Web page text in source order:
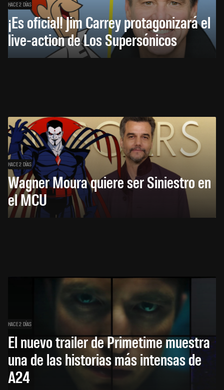
HACE 2 DÍAS
¡Es oficial! Jim Carrey protagonizará el
live-action de Los Supersónicos
HACE 2 DÍAS
Wagner Moura quiere ser Siniestro en
el MCU
HACE 2 DÍAS
El nuevo trailer de Primetime muestra
una de las historias más intensas de
A24